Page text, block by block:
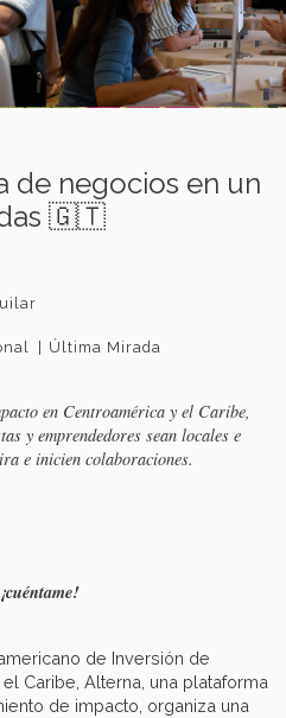
de negocios en un
🇬🇹
Última Mirada
en Centroamérica y el Caribe,
y emprendedores sean locales e
e inicien colaboraciones.
de Inversión de
Caribe, Alterna, una plataforma
de impacto, organiza una